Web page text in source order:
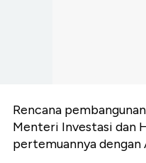
Rencana
Menteri Investasi dan
pertemuannya dengan